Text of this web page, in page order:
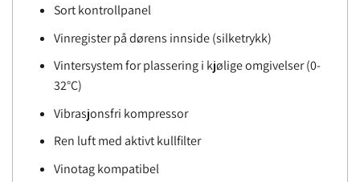
Sort kontrollpanel
Vinregister på dørens innside (silketrykk)
Vintersystem for plassering i kjølige omgivelser (0-
32°C)
Vibrasjonsfri kompressor
Ren luft med aktivt kullfilter
Vinotag kompatibel